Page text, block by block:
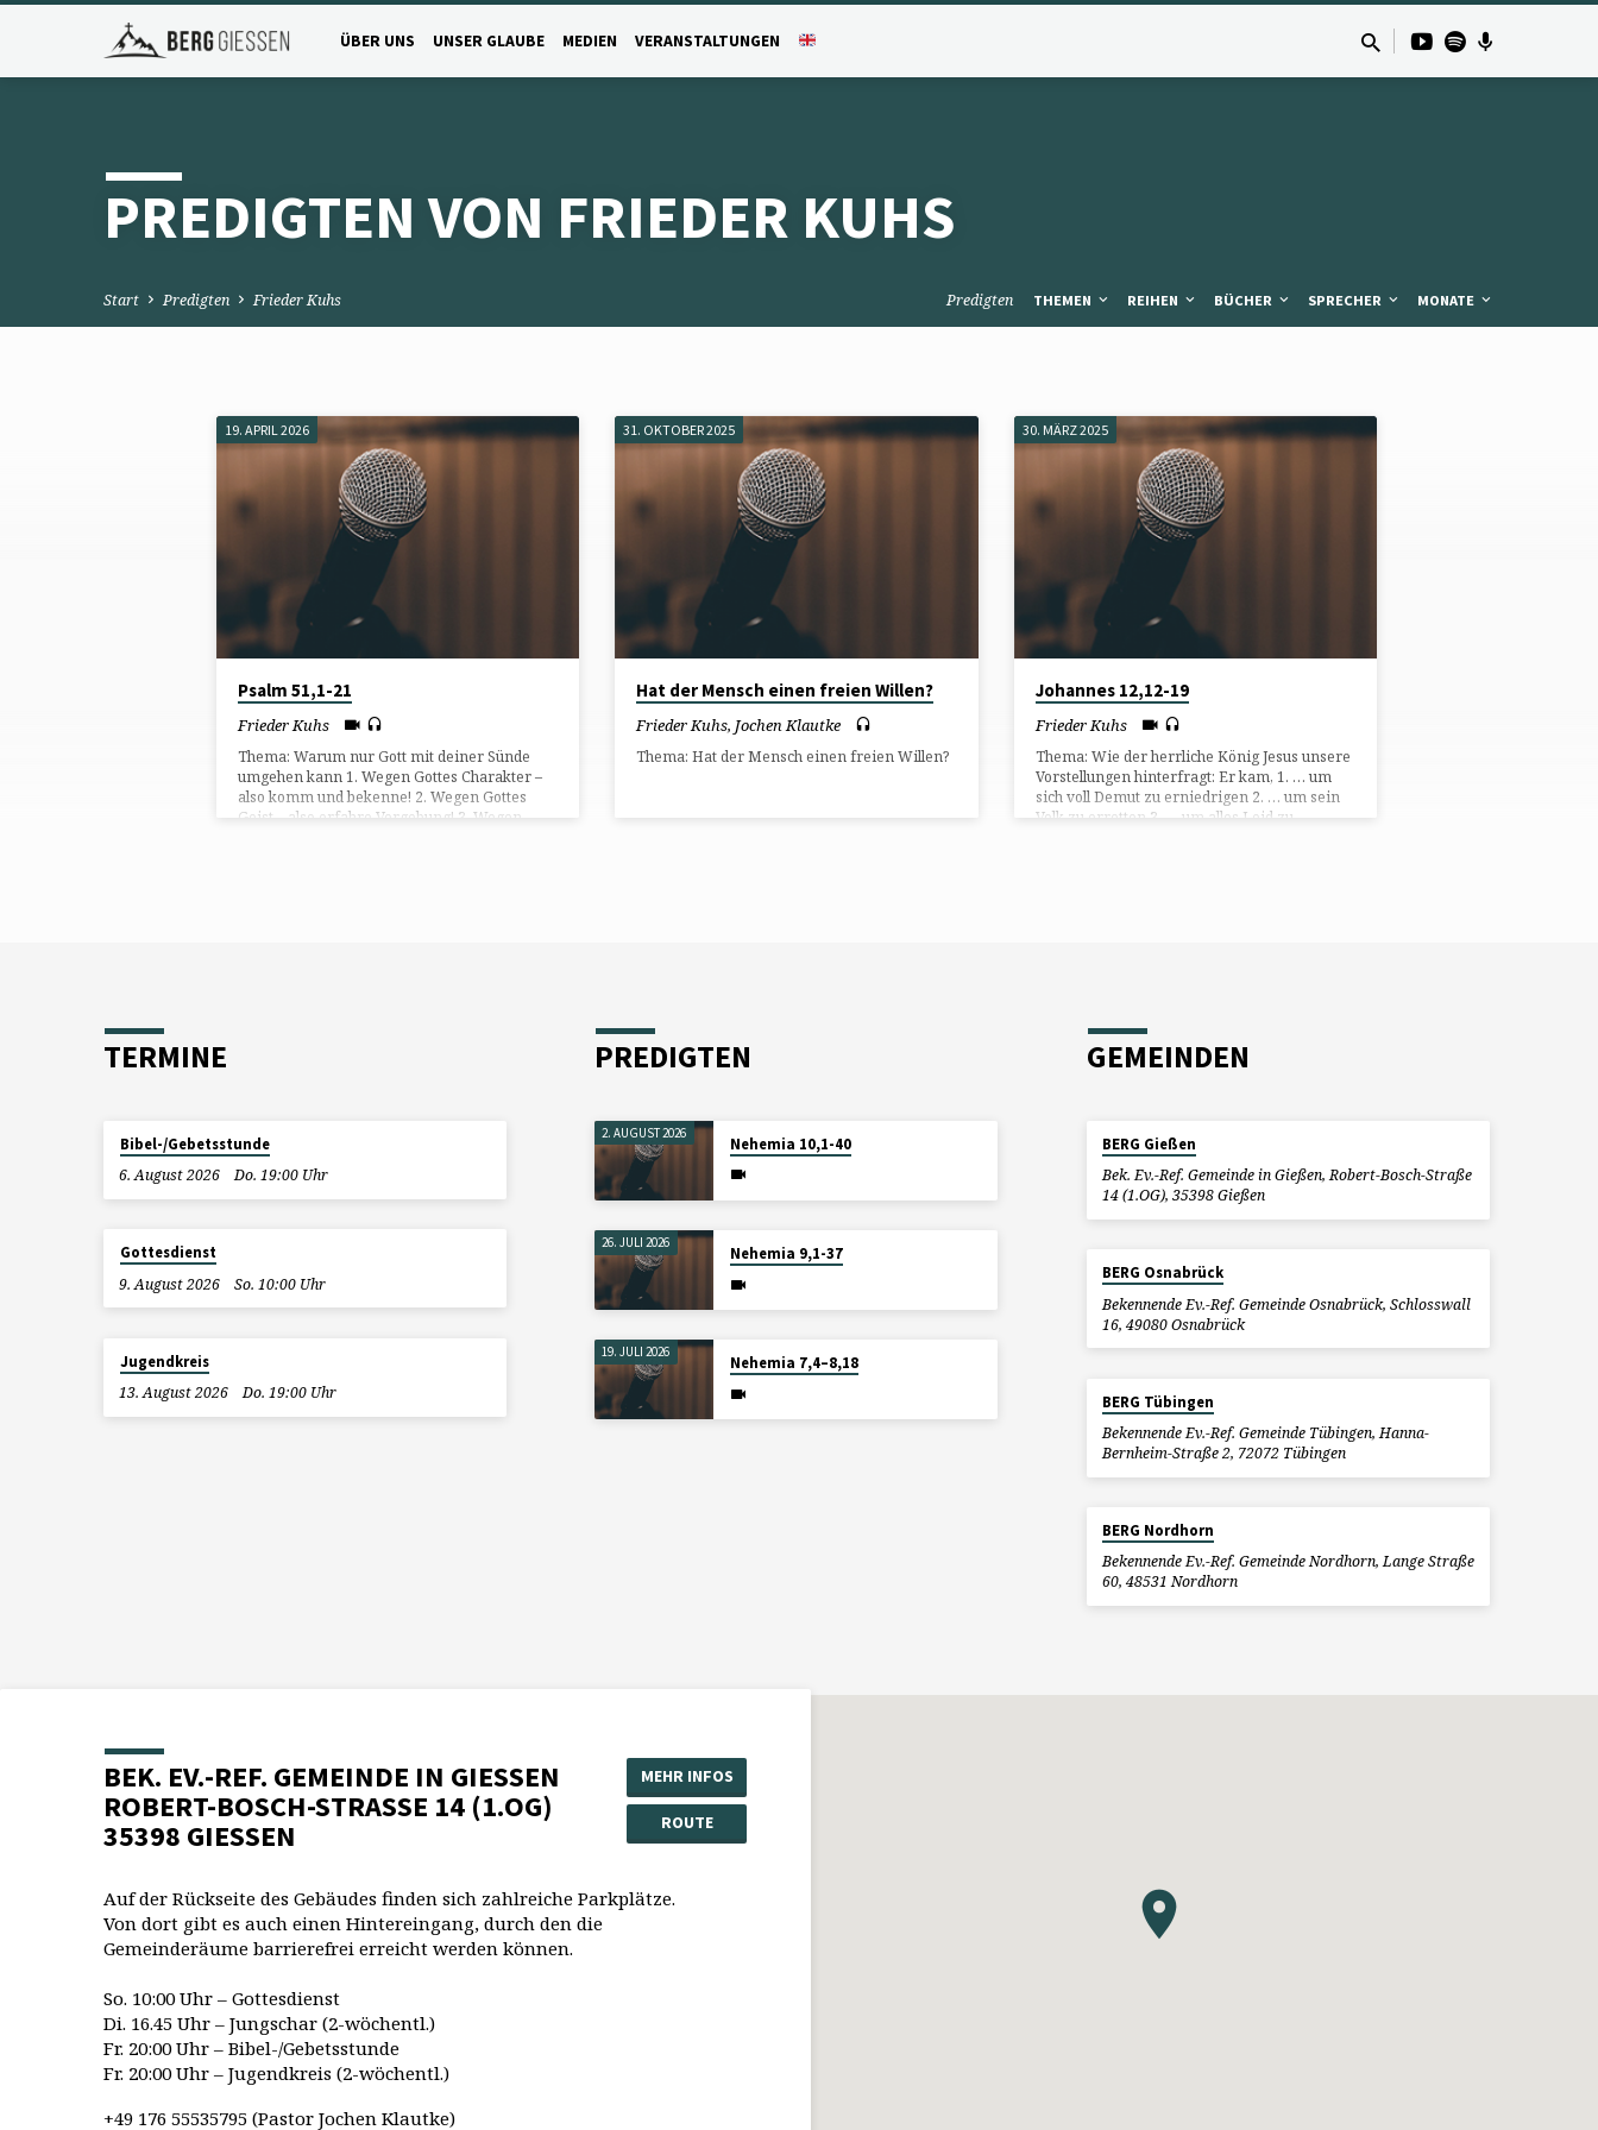
ÜBER UNS UNSER GLAUBE MEDIEN VERANSTALTUNGEN
PREDIGTEN VON FRIEDER KUHS
Start Predigten Frieder Kuhs Predigten THEMEN REIHEN BÜCHER SPRECHER MONATE
PREDIGTEN
FRIEDER
KUHS
19. APRIL 2026
Psalm 51,1-21
Frieder Kuhs
Thema: Warum nur Gott mit deiner Sünde
umgehen kann 1. Wegen Gottes Charakter –
also komm und bekenne! 2. Wegen Gottes
Geist – also erfahre Vergebung! 3. Wegen
31. OKTOBER 2025
Hat der Mensch einen freien Willen?
Frieder Kuhs, Jochen Klautke
Thema: Hat der Mensch einen freien Willen?
30. MÄRZ 2025
Johannes 12,12-19
Frieder Kuhs
Thema: Wie der herrliche König Jesus unsere
Vorstellungen hinterfragt: Er kam, 1. … um
sich voll Demut zu erniedrigen 2. … um sein
Volk zu erretten 3. … um alles Leid zu
TERMINE
Bibel-/Gebetsstunde
6. August 2026
Do. 19:00 Uhr
Gottesdienst
9. August 2026
So. 10:00 Uhr
Jugendkreis
13. August 2026
Do. 19:00 Uhr
PREDIGTEN
2. AUGUST 2026
Nehemia 10,1-40
26. JULI 2026
Nehemia 9,1-37
19. JULI 2026
Nehemia 7,4–8,18
GEMEINDEN
BERG Gießen
Bek. Ev.-Ref. Gemeinde in Gießen, Robert-Bosch-Straße
14 (1.OG), 35398 Gießen
BERG Osnabrück
Bekennende Ev.-Ref. Gemeinde Osnabrück, Schlosswall
16, 49080 Osnabrück
BERG Tübingen
Bekennende Ev.-Ref. Gemeinde Tübingen, Hanna-
Bernheim-Straße 2, 72072 Tübingen
BERG Nordhorn
Bekennende Ev.-Ref. Gemeinde Nordhorn, Lange Straße
60, 48531 Nordhorn
BEK. EV.-REF. GEMEINDE IN GIESSEN
ROBERT-BOSCH-STRASSE 14 (1.OG)
35398 GIESSEN
MEHR INFOS
ROUTE
Auf der Rückseite des Gebäudes finden sich zahlreiche Parkplätze.
Von dort gibt es auch einen Hintereingang, durch den die
Gemeinderäume barrierefrei erreicht werden können.
So. 10:00 Uhr – Gottesdienst
Di. 16.45 Uhr – Jungschar (2-wöchentl.)
Fr. 20:00 Uhr – Bibel-/Gebetsstunde
Fr. 20:00 Uhr – Jugendkreis (2-wöchentl.)
+49 176 55535795 (Pastor Jochen Klautke)